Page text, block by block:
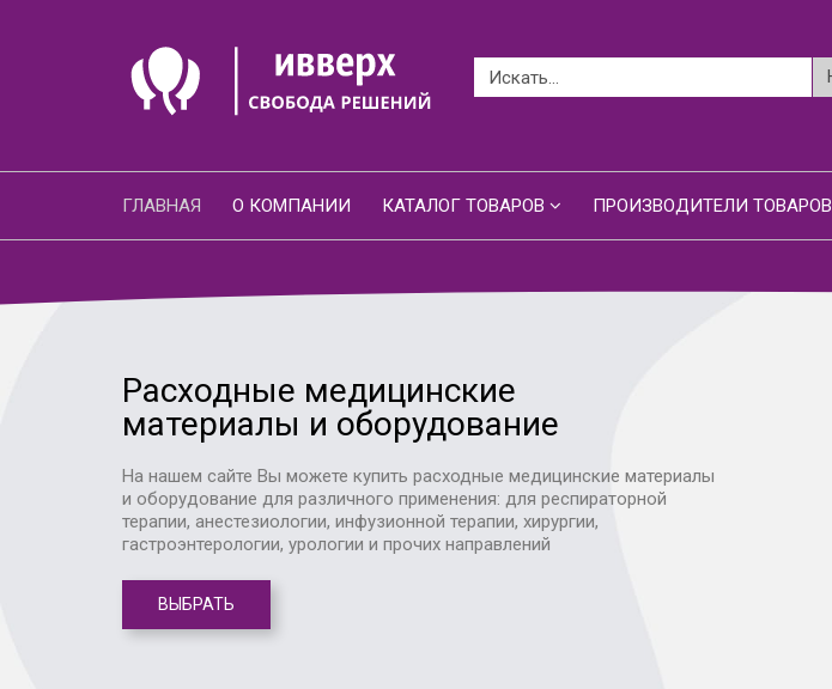
ГЛАВНАЯ О КОМПАНИИ КАТАЛОГ ТОВАРОВ ПРОИЗВОДИТЕЛИ ТОВАРОВ
Расходные медицинские
материалы и оборудование
На нашем сайте Вы можете купить расходные медицинские материалы
и оборудование для различного применения: для респираторной
терапии, анестезиологии, инфузионной терапии, хирургии,
гастроэнтерологии, урологии и прочих направлений
ВЫБРАТЬ